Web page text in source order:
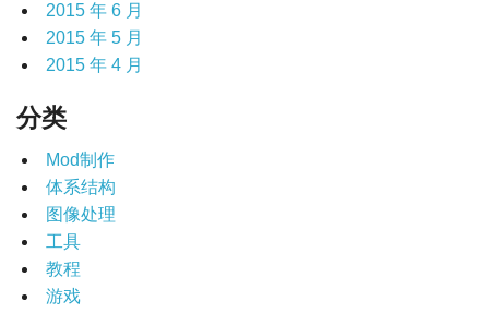
2015 年 6 月
2015 年 5 月
2015 年 4 月
分类
Mod制作
体系结构
图像处理
工具
教程
游戏